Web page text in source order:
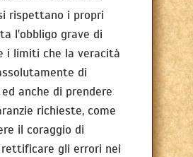
rispettano i propri
l'obbligo grave di
i limiti che la veracità
di
anche di prendere
richieste, come
il coraggio di
gli errori nei